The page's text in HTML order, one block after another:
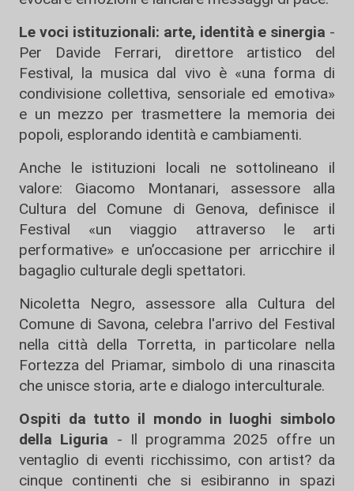
Le voci istituzionali: arte, identità e sinergia -
Per Davide Ferrari, direttore artistico del
Festival, la musica dal vivo è «una forma di
condivisione collettiva, sensoriale ed emotiva»
e un mezzo per trasmettere la memoria dei
popoli, esplorando identità e cambiamenti.
Anche le istituzioni locali ne sottolineano il
valore: Giacomo Montanari, assessore alla
Cultura del Comune di Genova, definisce il
Festival «un viaggio attraverso le arti
performative» e un’occasione per arricchire il
bagaglio culturale degli spettatori.
Nicoletta Negro, assessore alla Cultura del
Comune di Savona, celebra l'arrivo del Festival
nella città della Torretta, in particolare nella
Fortezza del Priamar, simbolo di una rinascita
che unisce storia, arte e dialogo interculturale.
Ospiti da tutto il mondo in luoghi simbolo
della Liguria - Il programma 2025 offre un
ventaglio di eventi ricchissimo, con artist? da
cinque continenti che si esibiranno in spazi